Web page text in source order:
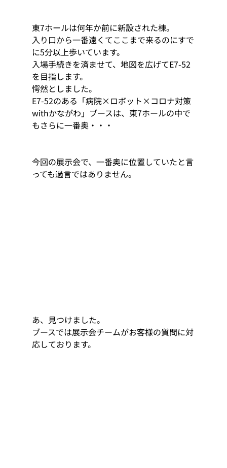
東7ホールは何年か前に新設された棟。
入り口から一番遠くてここまで来るのにすで
に5分以上歩いています。
入場手続きを済ませて、地図を広げてE7-52
を目指します。
愕然としました。
E7-52のある「病院×ロボット×コロナ対策
withかながわ」ブースは、東7ホールの中で
もさらに一番奥・・・
今回の展示会で、一番奥に位置していたと言
っても過言ではありません。
あ、見つけました。
ブースでは展示会チームがお客様の質問に対
応しております。